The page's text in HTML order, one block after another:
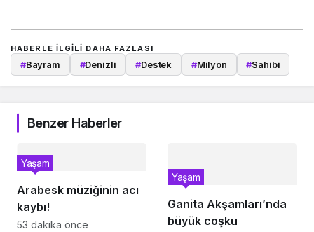
HABERLE ILGILI DAHA FAZLASI
#Bayram #Denizli #Destek #Milyon #Sahibi
Benzer Haberler
Arabesk müziğinin acı
kaybı!
Yaşam
53 dakika önce
Ganita Akşamları’nda
büyük coşku
Yaşam